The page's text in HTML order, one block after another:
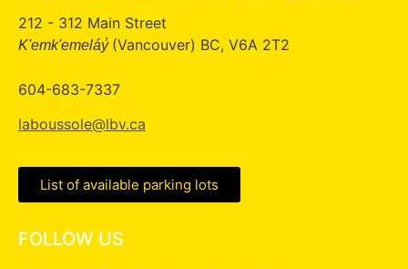
212 - 312 Main Street
K'emk'emeláy̓ (Vancouver) BC, V6A 2T2
604-683-7337
laboussole@lbv.ca
List of available parking lots
FOLLOW US